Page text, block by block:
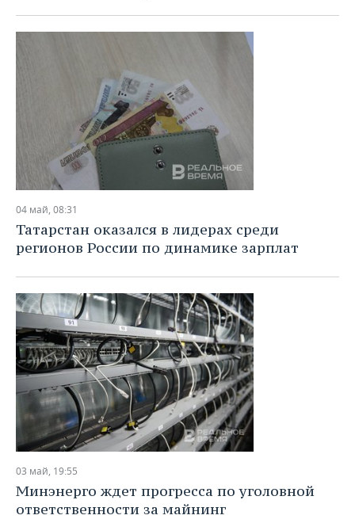
04 май, 08:31
Татарстан оказался в лидерах среди
регионов России по динамике зарплат
03 май, 19:55
Минэнерго ждет прогресса по уголовной
ответственности за майнинг